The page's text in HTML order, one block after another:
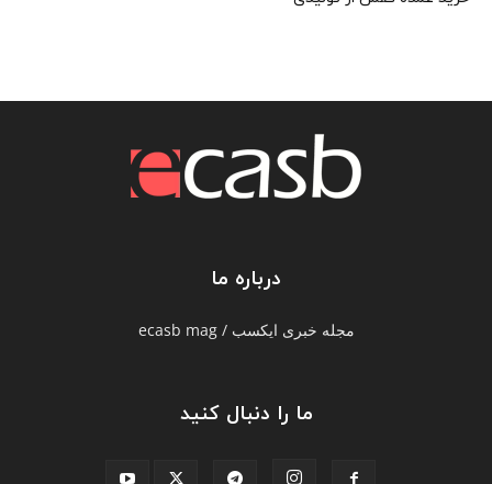
درباره ما
مجله خبری ایکسب / ecasb mag
ما را دنبال کنید